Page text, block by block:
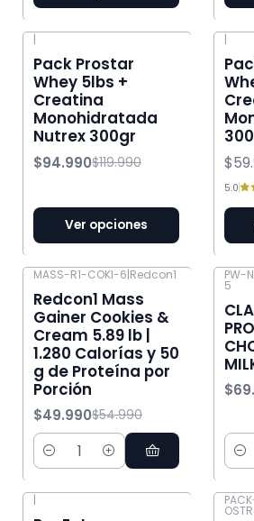
|
Pack Prostar
Whey 5lbs +
Creatina
Monohidratada
Nutrex 300gr
$94.990$119.990
Ver opciones
|
5.0
MASS-R1-COKI-6|Redcon1
Redcon1 Mass
Gainer Cookies &
Cream 5.89 lb |
1.280 Calorías y 50
g de Proteína por
Porción
$49.990$54.990
Cantidad
PW-
5
|